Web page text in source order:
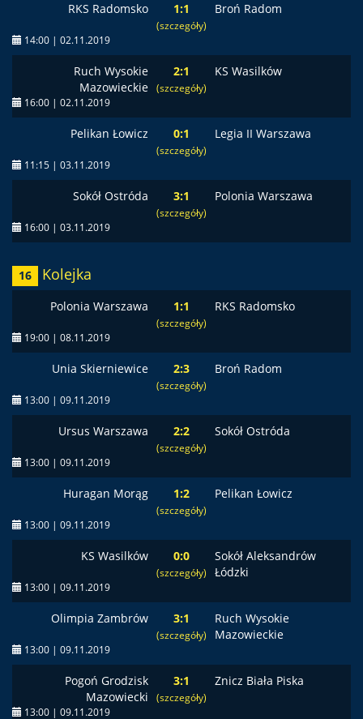
RKS Radomsko 1:1
(szczegóły)
Broń Radom
14:00 | 02.11.2019
Ruch Wysokie
Mazowieckie
2:1
(szczegóły)
KS Wasilków
16:00 | 02.11.2019
Pelikan Łowicz 0:1
(szczegóły)
Legia II Warszawa
11:15 | 03.11.2019
Sokół Ostróda 3:1
(szczegóły)
Polonia Warszawa
16:00 | 03.11.2019
16 Kolejka
Polonia Warszawa 1:1
(szczegóły)
RKS Radomsko
19:00 | 08.11.2019
Unia Skierniewice 2:3
(szczegóły)
Broń Radom
13:00 | 09.11.2019
Ursus Warszawa 2:2
(szczegóły)
Sokół Ostróda
13:00 | 09.11.2019
Huragan Morąg 1:2
(szczegóły)
Pelikan Łowicz
13:00 | 09.11.2019
KS Wasilków 0:0
(szczegóły)
Sokół Aleksandrów
Łódzki
13:00 | 09.11.2019
Olimpia Zambrów 3:1
(szczegóły)
Ruch Wysokie
Mazowieckie
13:00 | 09.11.2019
Pogoń Grodzisk
Mazowiecki
3:1
(szczegóły)
Znicz Biała Piska
13:00 | 09.11.2019